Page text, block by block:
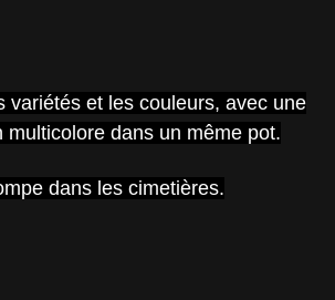
variétés et les couleurs, avec une
dans un même pot.
dans les cimetières.